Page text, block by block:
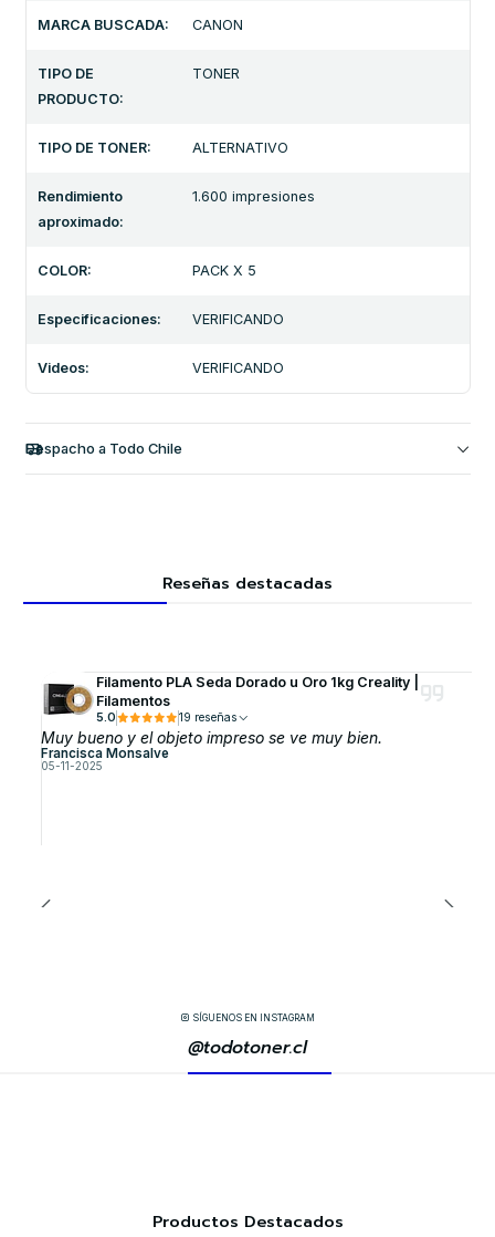
MARCA BUSCADA: CANON
TIPO DE
PRODUCTO:
TONER
TIPO DE TONER: ALTERNATIVO
Rendimiento
aproximado:
1.600 impresiones
COLOR: PACK X 5
Especificaciones: VERIFICANDO
Videos: VERIFICANDO
Despacho a Todo Chile
Reseñas destacadas
Filamento PLA Seda Dorado u Oro 1kg Creality |
Filamentos
5.0 19 reseñas
Muy bueno y el objeto impreso se ve muy bien.
Francisca Monsalve
05-11-2025
SÍGUENOS EN INSTAGRAM
@todotoner.cl
Productos Destacados